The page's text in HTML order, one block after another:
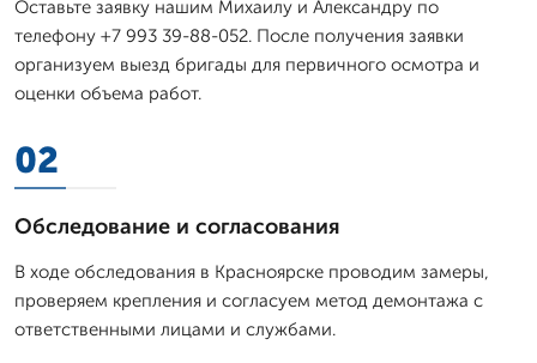
Оставьте заявку нашим Михаилу и Александру по
телефону +7 993 39-88-052. После получения заявки
организуем выезд бригады для первичного осмотра и
оценки объема работ.
02
Обследование и согласования
В ходе обследования в Красноярске проводим замеры,
проверяем крепления и согласуем метод демонтажа с
ответственными лицами и службами.